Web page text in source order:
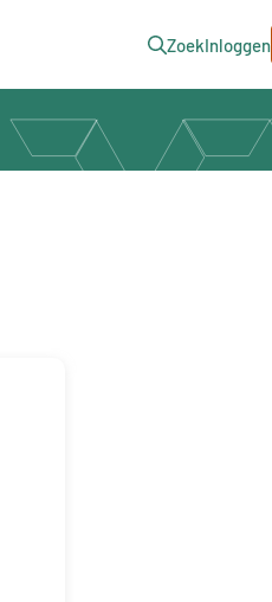
ZoekInloggen